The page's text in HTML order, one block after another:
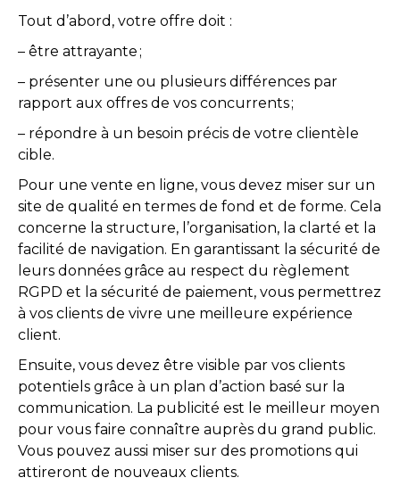
Tout d’abord, votre offre doit :
– être attrayante ;
– présenter une ou plusieurs différences par
rapport aux offres de vos concurrents ;
– répondre à un besoin précis de votre clientèle
cible.
Pour une vente en ligne, vous devez miser sur un
site de qualité en termes de fond et de forme. Cela
concerne la structure, l’organisation, la clarté et la
facilité de navigation. En garantissant la sécurité de
leurs données grâce au respect du règlement
RGPD et la sécurité de paiement, vous permettrez
à vos clients de vivre une meilleure expérience
client.
Ensuite, vous devez être visible par vos clients
potentiels grâce à un plan d’action basé sur la
communication. La publicité est le meilleur moyen
pour vous faire connaître auprès du grand public.
Vous pouvez aussi miser sur des promotions qui
attireront de nouveaux clients.